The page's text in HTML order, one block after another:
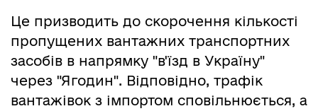
Це призводить до скорочення кількості
пропущених вантажних транспортних
засобів в напрямку "в'їзд в Україну"
через "Ягодин". Відповідно, трафік
вантажівок з імпортом сповільнюється, а